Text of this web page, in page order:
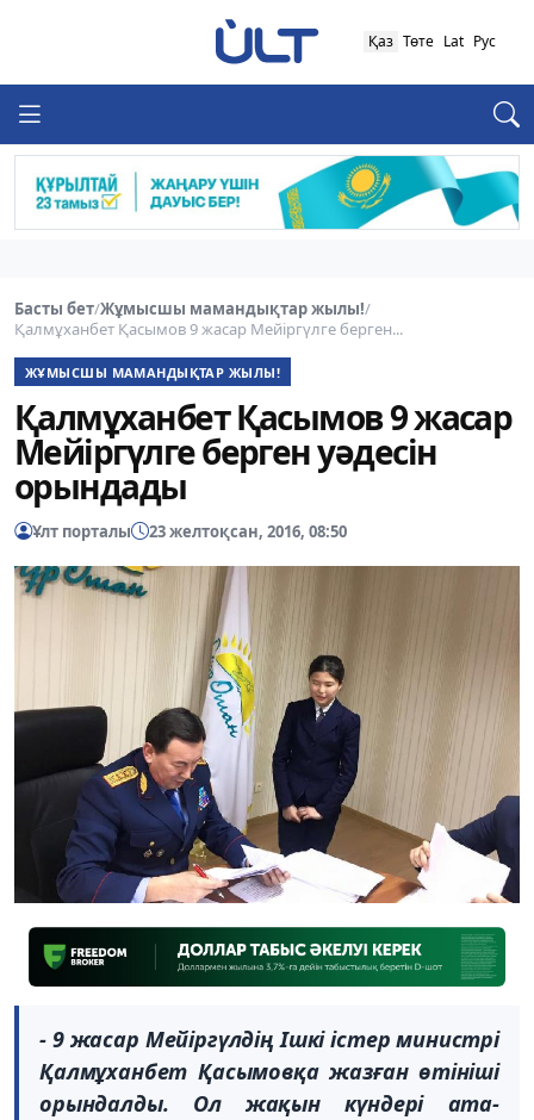
Қаз Төте Lat Рус
Басты бет/Жұмысшы мамандықтар жылы!/
Қалмұханбет Қасымов 9 жасар Мейіргүлге берген...
ЖҰМЫСШЫ МАМАНДЫҚТАР ЖЫЛЫ!
Қалмұханбет Қасымов 9 жасар
Мейіргүлге берген уәдесін
орындады
Ұлт порталы 23 желтоқсан, 2016, 08:50
- 9 жасар Мейіргүлдің Ішкі істер министрі
Қалмұханбет Қасымовқа жазған өтініші
орындалды. Ол жақын күндері ата-